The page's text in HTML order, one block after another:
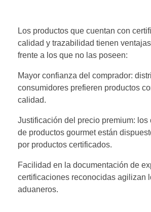
Los productos que cuentan con
calidad y trazabilidad tienen
frente a los que no las poseen:
Mayor confianza del comprador:
consumidores prefieren productos
calidad.
Justificación del precio premium: los
de productos gourmet están
por productos certificados.
Facilidad en la documentación de
certificaciones reconocidas agilizan
aduaneros.